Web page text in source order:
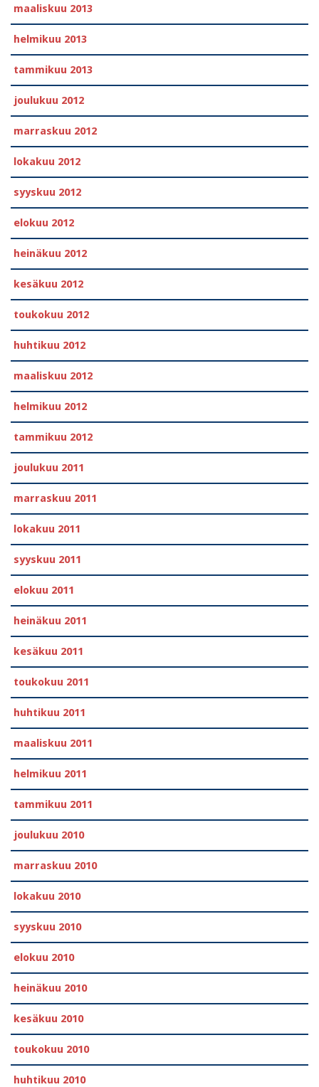
maaliskuu 2013
helmikuu 2013
tammikuu 2013
joulukuu 2012
marraskuu 2012
lokakuu 2012
syyskuu 2012
elokuu 2012
heinäkuu 2012
kesäkuu 2012
toukokuu 2012
huhtikuu 2012
maaliskuu 2012
helmikuu 2012
tammikuu 2012
joulukuu 2011
marraskuu 2011
lokakuu 2011
syyskuu 2011
elokuu 2011
heinäkuu 2011
kesäkuu 2011
toukokuu 2011
huhtikuu 2011
maaliskuu 2011
helmikuu 2011
tammikuu 2011
joulukuu 2010
marraskuu 2010
lokakuu 2010
syyskuu 2010
elokuu 2010
heinäkuu 2010
kesäkuu 2010
toukokuu 2010
huhtikuu 2010